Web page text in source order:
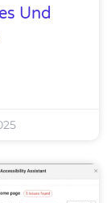
Und